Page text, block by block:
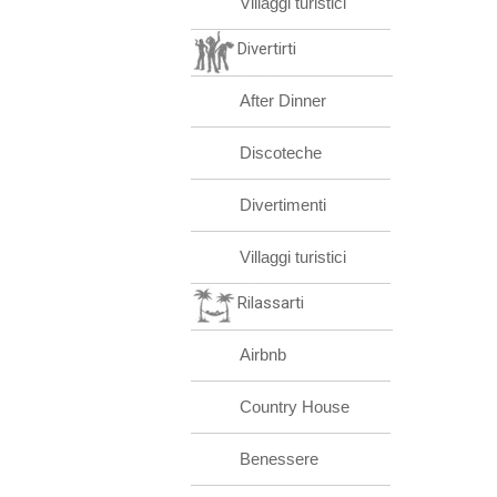
Divertirti
After Dinner
Discoteche
Divertimenti
Villaggi turistici
Rilassarti
Airbnb
Country House
Benessere